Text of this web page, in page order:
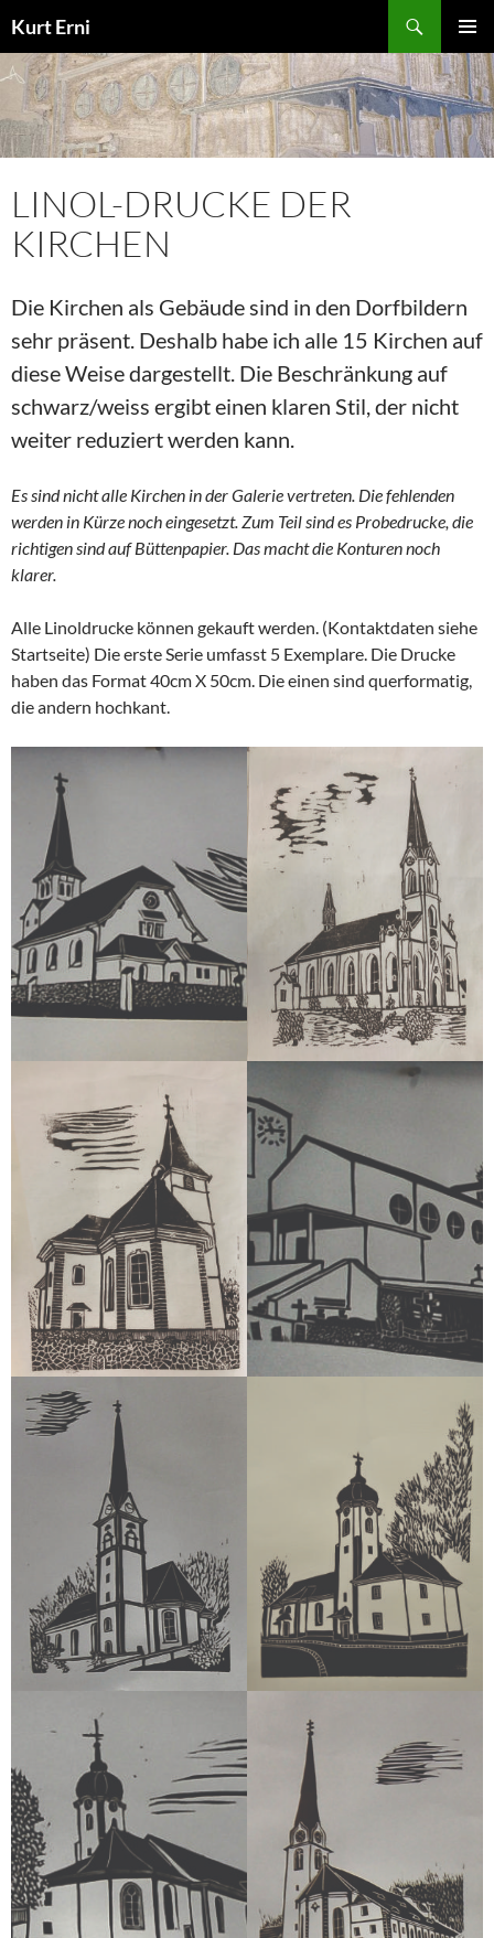
Inhalt
springen
Kurt Erni
MENÜ
LINOL-DRUCKE DER
KIRCHEN
Die Kirchen als Gebäude sind in den Dorfbildern
sehr präsent. Deshalb habe ich alle 15 Kirchen auf
diese Weise dargestellt. Die Beschränkung auf
schwarz/weiss ergibt einen klaren Stil, der nicht
weiter reduziert werden kann.
Es sind nicht alle Kirchen in der Galerie vertreten. Die fehlenden
werden in Kürze noch eingesetzt. Zum Teil sind es Probedrucke, die
richtigen sind auf Büttenpapier. Das macht die Konturen noch
klarer.
Alle Linoldrucke können gekauft werden. (Kontaktdaten siehe
Startseite) Die erste Serie umfasst 5 Exemplare. Die Drucke
haben das Format 40cm X 50cm. Die einen sind querformatig,
die andern hochkant.